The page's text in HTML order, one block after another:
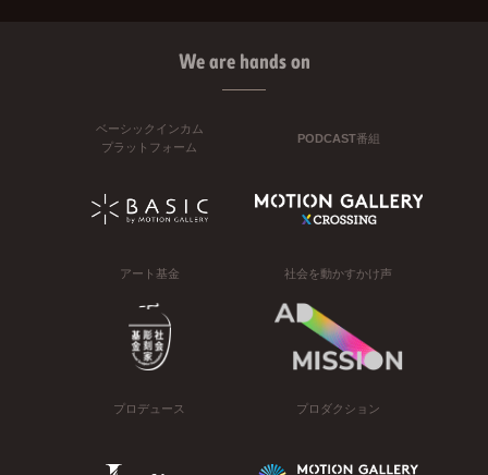
We are hands on
ベーシックインカム
プラットフォーム
PODCAST番組
アート基金 社会を動かすかけ声
プロデュース プロダクション